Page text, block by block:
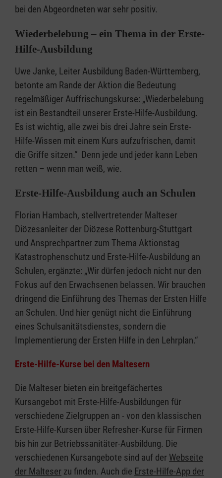
bei den Abgeordneten war sehr positiv.
Wiederbelebung – ein Thema in der Erste-
Hilfe-Ausbildung
Uwe Janke, Leiter Ausbildung Baden-Württemberg,
betonte am Rande der Aktion die Bedeutung
regelmäßiger Auffrischungskurse: „Wiederbelebung
ist ein Bestandteil unserer Erste-Hilfe-Ausbildung.
Es ist wichtig, alle zwei bis drei Jahre sein Erste-
Hilfe-Wissen mit einem Kurs aufzufrischen, damit
die Griffe sitzen.“ Denn jede und jeder kann Leben
retten – wenn man weiß, wie.
Erste-Hilfe-Ausbildung auch an Schulen
Florian Hambach, stellvertretender Malteser
Diözesanleiter der Diözese Rottenburg-Stuttgart
und Ansprechpartner zum Thema Aktionstag
Katastrophenschutz und Erste-Hilfe-Ausbildung an
Schulen, ergänzte: „Wir dürfen jedoch nicht nur den
Fokus auf den Erwachsenen belassen. Wir brauchen
dringend die Einführung des Themas der Ersten Hilfe
an Schulen. Und hier genügt nicht die Einführung
eines Schulsanitätsdienstes, sondern die
Implementierung der Ersten Hilfe in den Lehrplan.“
Erste-Hilfe-Kurse bei den Maltesern
Die Malteser bieten ein breitgefächertes
Kursangebot mit Erste-Hilfe-Ausbildungen für
verschiedene Zielgruppen an - von den klassischen
Erste-Hilfe-Kursen über Refresher-Kurse für Firmen
bis hin zur Betriebssanitäter-Ausbildung. Die
verschiedenen Kursangebote sind auf der Webseite
der Malteser zu finden. Auch die Erste-Hilfe-App der